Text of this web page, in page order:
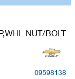
NUT/BOLT
09598138